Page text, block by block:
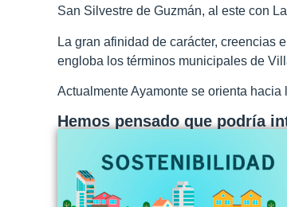
San Silvestre de Guzmán, al este con
La gran afinidad de carácter, creencias
engloba los términos municipales de
Actualmente Ayamonte se orienta
Hemos pensado que podría